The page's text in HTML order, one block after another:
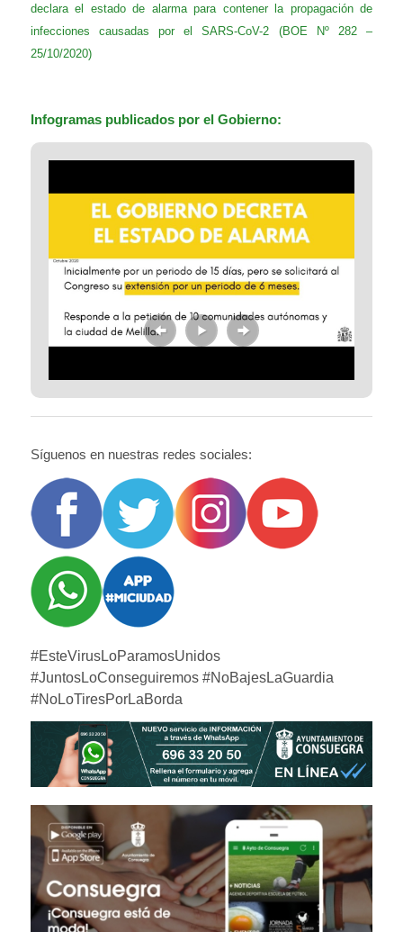
declara el estado de alarma para contener la propagación de
infecciones causadas por el SARS-CoV-2 (BOE Nº 282 –
25/10/2020)
Infogramas publicados por el Gobierno:
Síguenos en nuestras redes sociales:
#EsteVirusLoParamosUnidos
#JuntosLoConseguiremos #NoBajesLaGuardia
#NoLoTiresPorLaBorda